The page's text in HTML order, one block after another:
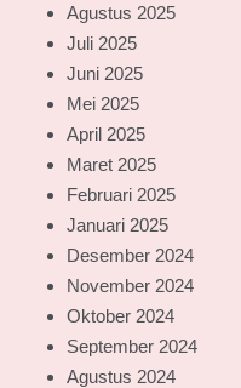
Agustus 2025
Juli 2025
Juni 2025
Mei 2025
April 2025
Maret 2025
Februari 2025
Januari 2025
Desember 2024
November 2024
Oktober 2024
September 2024
Agustus 2024